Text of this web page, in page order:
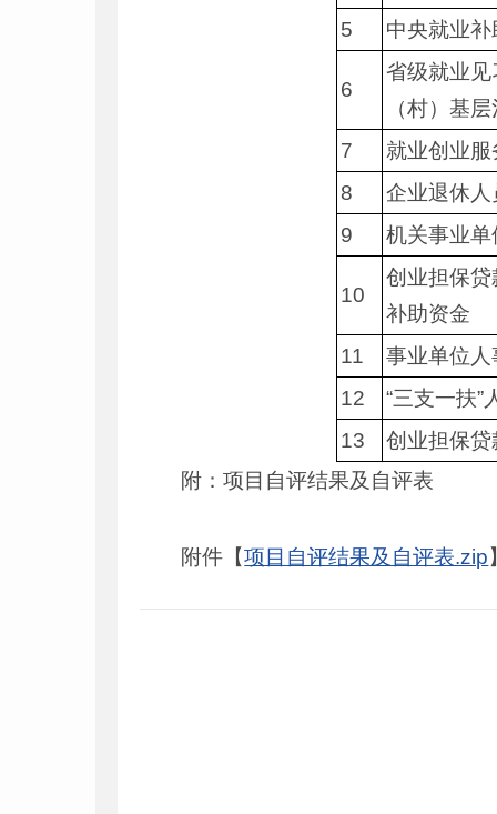
5
中央就业补
6
省级就业
（村）基
7
就业创业
8
企业退休
9
机关事业
10
创业担保
补助资金
11
事业单位
12
“三支一扶”
13
创业担保
附：项目自评结果及自评表
附件【项目自评结果及自评表.zip